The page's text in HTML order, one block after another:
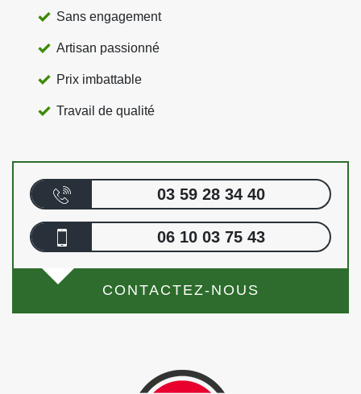
Sans engagement
Artisan passionné
Prix imbattable
Travail de qualité
03 59 28 34 40
06 10 03 75 43
CONTACTEZ-NOUS